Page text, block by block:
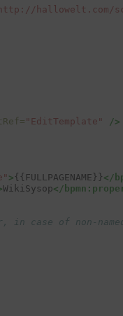
hallowelt.com/
"EditTemplate"
/>
> {{FULLPAGENAME}} </
WikiSysop</
in case of non-